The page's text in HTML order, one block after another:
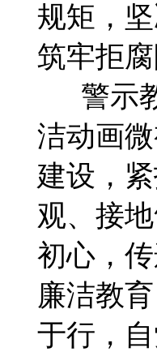
规矩，
筑牢拒
警示
洁动画
建设，
观、接
初心，
廉洁教
于行，